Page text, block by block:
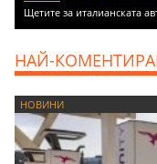
Щетите за италианската
НАЙ-
НОВИНИ